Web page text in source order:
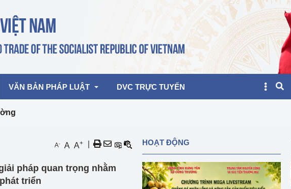
Hoạt động của Lãnh đạo Bộ
Nam 2026
VĂN BẢN PHÁP LUẬT
Văn bản hợp nhất
DVC TRỰC TUYẾN
A- A A+
pháp quan trọng nhằm
triển
HOẠT ĐỘNG